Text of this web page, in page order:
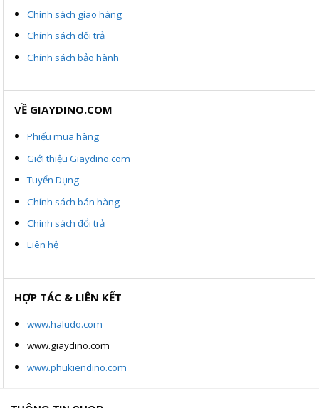
Chính sách giao hàng
Chính sách đổi trả
Chính sách bảo hành
VỀ GIAYDINO.COM
Phiếu mua hàng
Giới thiệu Giaydino.com
Tuyển Dụng
Chính sách bán hàng
Chính sách đổi trả
Liên hệ
HỢP TÁC & LIÊN KẾT
www.haludo.com
www.giaydino.com
www.phukiendino.com